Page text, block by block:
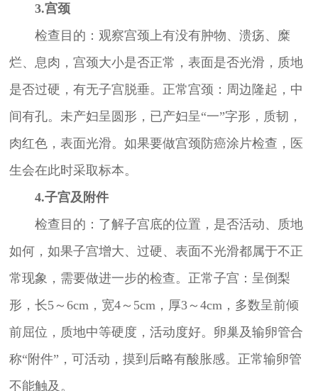
3.宫颈
检查目的：观察宫颈上有没有肿物、溃疡、糜
烂、息肉，宫颈大小是否正常，表面是否光滑，质地
是否过硬，有无子宫脱垂。正常宫颈：周边隆起，中
间有孔。未产妇呈圆形，已产妇呈“一”字形，质韧，
肉红色，表面光滑。如果要做宫颈防癌涂片检查，医
生会在此时采取标本。
4.子宫及附件
检查目的：了解子宫底的位置，是否活动、质地
如何，如果子宫增大、过硬、表面不光滑都属于不正
常现象，需要做进一步的检查。正常子宫：呈倒梨
形，长5～6cm，宽4～5cm，厚3～4cm，多数呈前倾
前屈位，质地中等硬度，活动度好。卵巢及输卵管合
称“附件”，可活动，摸到后略有酸胀感。正常输卵管
不能触及。